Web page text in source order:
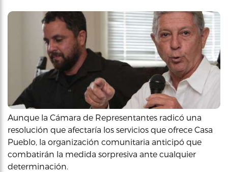
Aunque la Cámara de Representantes radicó una
resolución que afectaría los servicios que ofrece Casa
Pueblo, la organización comunitaria anticipó que
combatirán la medida sorpresiva ante cualquier
determinación.